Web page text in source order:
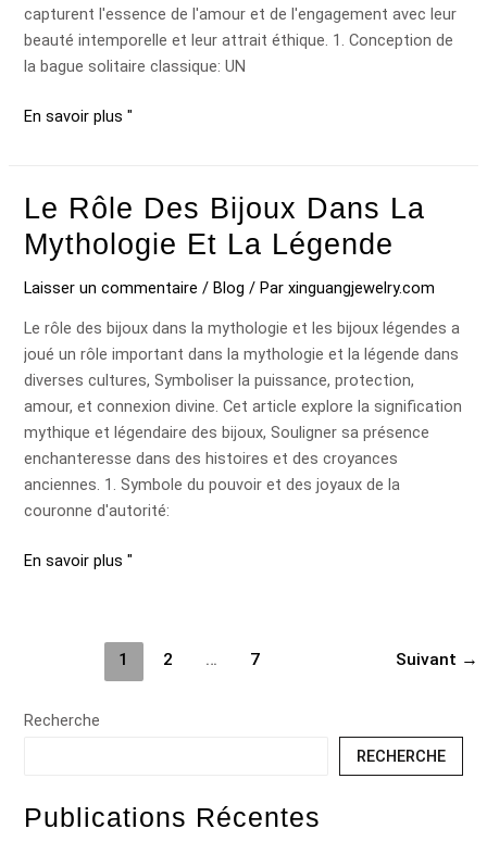
capturent l'essence de l'amour et de l'engagement avec leur
beauté intemporelle et leur attrait éthique. 1. Conception de
la bague solitaire classique: UN
En savoir plus "
Le Rôle Des Bijoux Dans La
Mythologie Et La Légende
Laisser un commentaire /Blog / Parxinguangjewelry.com
Le rôle des bijoux dans la mythologie et les bijoux légendes a
joué un rôle important dans la mythologie et la légende dans
diverses cultures, Symboliser la puissance, protection,
amour, et connexion divine. Cet article explore la signification
mythique et légendaire des bijoux, Souligner sa présence
enchanteresse dans des histoires et des croyances
anciennes. 1. Symbole du pouvoir et des joyaux de la
couronne d'autorité:
Le
des
bijoux
la
mythologie
et
la
légende
En savoir plus "
1 2 … 7 Suivant →
Recherche
RECHERCHE
Publications Récentes